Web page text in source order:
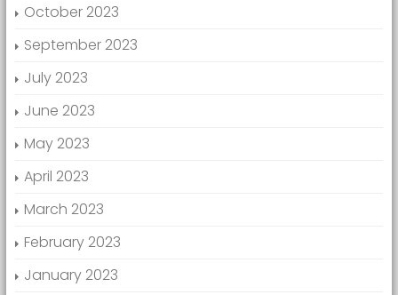
October 2023
September 2023
July 2023
June 2023
May 2023
April 2023
March 2023
February 2023
January 2023